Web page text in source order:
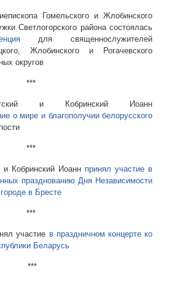
Гомельского и Жлобинского
Светлогорского района состоялась
для священнослужителей
Жлобинского и Рогачевского
округов
***
и Кобринский Иоанн
о мире и благополучии белорусского
***
и Кобринский Иоанн принял участие в
празднованию Дня Независимости
в Бресте
***
участие в праздничном концерте ко
Беларусь
***